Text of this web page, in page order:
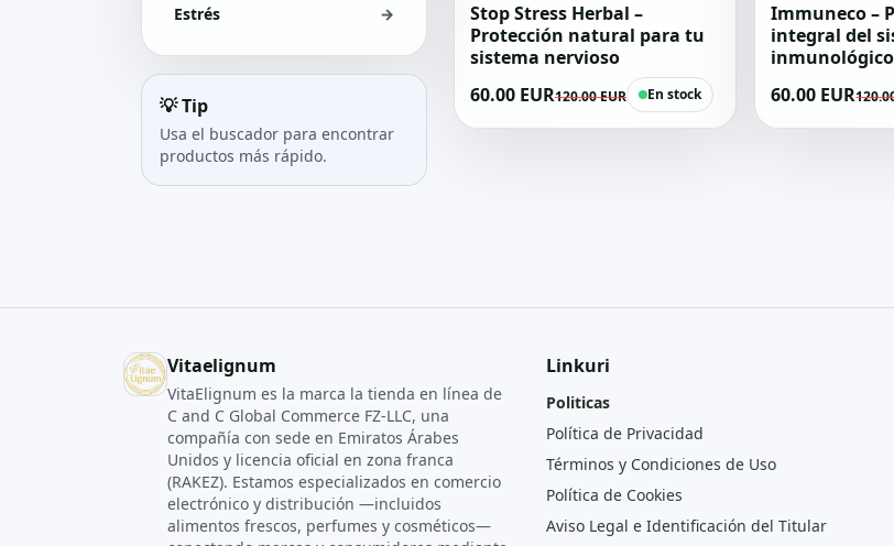
Estrés →
💡 Tip
Usa el buscador para encontrar
productos más rápido.
Stop Stress Herbal –
Protección natural para tu
sistema nervioso
60.00 EUR120.00 EUR En stock
Immuneco –
integral del
inmunológico
60.00 EUR
Vitaelignum
VitaElignum es la marca la tienda en línea de
C and C Global Commerce FZ‑LLC, una
compañía con sede en Emiratos Árabes
Unidos y licencia oficial en zona franca
(RAKEZ). Estamos especializados en comercio
electrónico y distribución —incluidos
alimentos frescos, perfumes y cosméticos—
Linkuri
Politicas
Política de Privacidad
Términos y Condiciones de Uso
Política de Cookies
Aviso Legal e Identificación del Titular